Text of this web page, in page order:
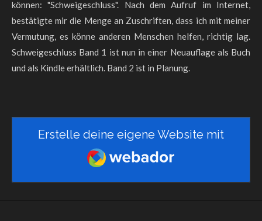
können: "Schweigeschluss". Nach dem Aufruf im Internet,
bestätigte mir die Menge an Zuschriften, dass ich mit meiner
Vermutung, es könne anderen Menschen helfen, richtig lag.
Schweigeschluss Band 1 ist nun in einer Neuauflage als Buch
und als Kindle erhältlich. Band 2 ist in Planung.
Erstelle deine eigene Website mit
Webador